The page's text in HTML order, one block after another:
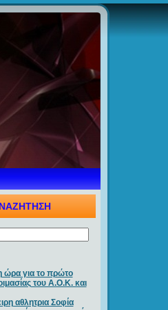
ώρα για το πρώτο
του Α.Ο.Κ. και
αθλητρια Σοφία